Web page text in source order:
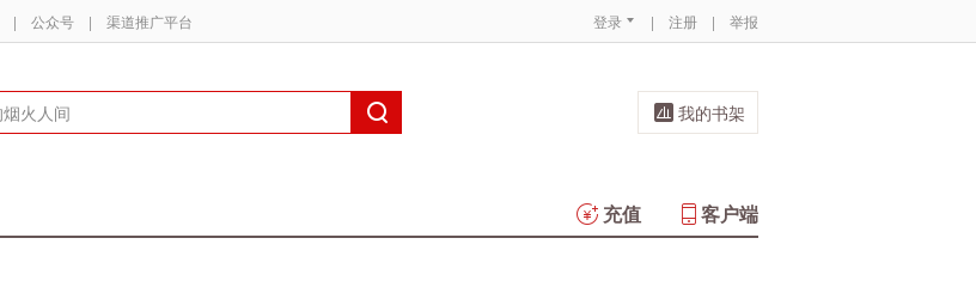
| 公众号 | 渠道推广平台 登录 | 注册 | 举报
我的书架
客户端
充值